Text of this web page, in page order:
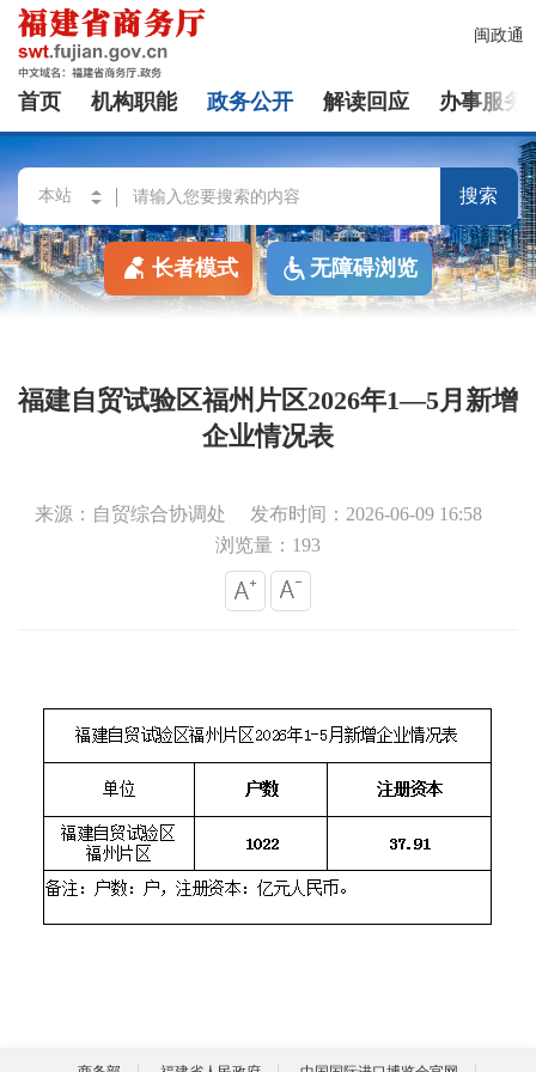
闽政通
首页 机构职能 政务公开 解读回应 办事服务
搜索
长者模式 无障碍浏览
福建自贸试验区福州片区2026年1—5月新增
企业情况表
来源：自贸综合协调处
发布时间：2026-06-09 16:58
浏览量：193